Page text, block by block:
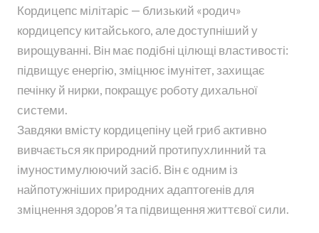
Кордицепс мілітаріс — близький «родич»
кордицепсу китайського, але доступніший у
вирощуванні. Він має подібні цілющі властивості:
підвищує енергію, зміцнює імунітет, захищає
печінку й нирки, покращує роботу дихальної
системи.
Завдяки вмісту кордицепіну цей гриб активно
вивчається як природний протипухлинний та
імуностимулюючий засіб. Він є одним із
найпотужніших природних адаптогенів для
зміцнення здоров’я та підвищення життєвої сили.